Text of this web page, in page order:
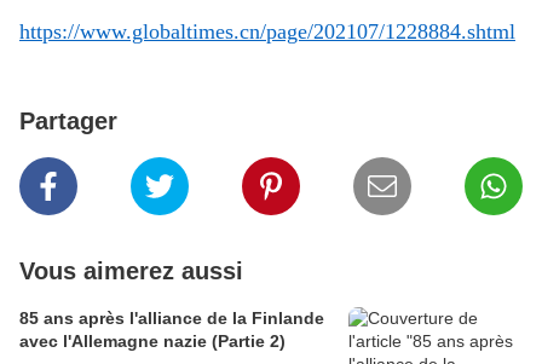
https://www.globaltimes.cn/page/202107/1228884.shtml
Partager
Vous aimerez aussi
85 ans après l'alliance de la Finlande
avec l'Allemagne nazie (Partie 2)